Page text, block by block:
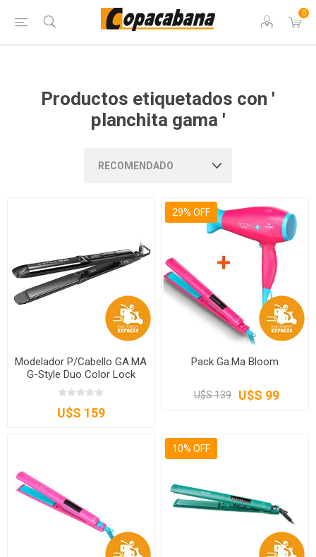
0
Productos etiquetados con '
planchita gama '
Modelador P/Cabello GA.MA
G-Style Duo Color Lock
U$S 159
29% OFF
Pack Ga.Ma Bloom
U$S 139 U$S 99
10% OFF